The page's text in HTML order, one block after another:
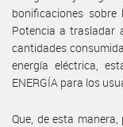
bonificaciones
Potencia a trasladar
cantidades
energía eléctrica,
ENERGÍA para los
Que, de esta